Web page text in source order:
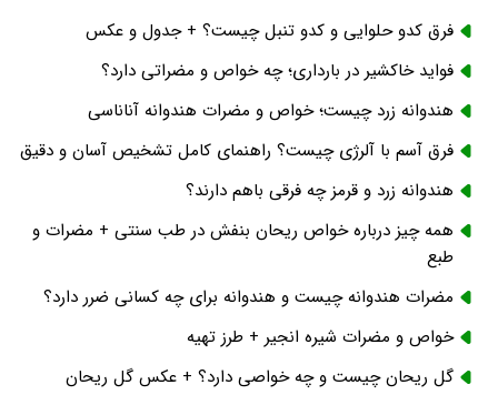
فرق کدو حلوایی و کدو تنبل چیست؟ + جدول و عکس
فواید خاکشیر در بارداری؛ چه خواص و مضراتی دارد؟
هندوانه زرد چیست؛ خواص و مضرات هندوانه آناناسی
فرق آسم با آلرژی چیست؟ راهنمای کامل تشخیص آسان و دقیق
هندوانه زرد و قرمز چه فرقی باهم دارند؟
همه چیز درباره خواص ریحان بنفش در طب سنتی + مضرات و
طبع
مضرات هندوانه چیست و هندوانه برای چه کسانی ضرر دارد؟
خواص و مضرات شیره انجیر + طرز تهیه
گل ریحان چیست و چه خواصی دارد؟ + عکس گل ریحان